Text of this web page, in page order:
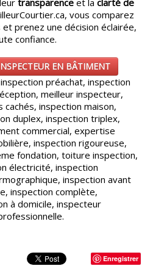
transparenceet la clarté de
vous comparez
prenez une décision éclairée,
confiance.
EN BÂTIMENT
préachat, inspection
meilleur inspecteur,
cachés, inspection maison,
duplex, inspection triplex,
commercial, expertise
inspection rigoureuse,
fondation, toiture inspection,
électricité, inspection
inspection avant
inspection complète,
à domicile, inspecteur
Enregistrer